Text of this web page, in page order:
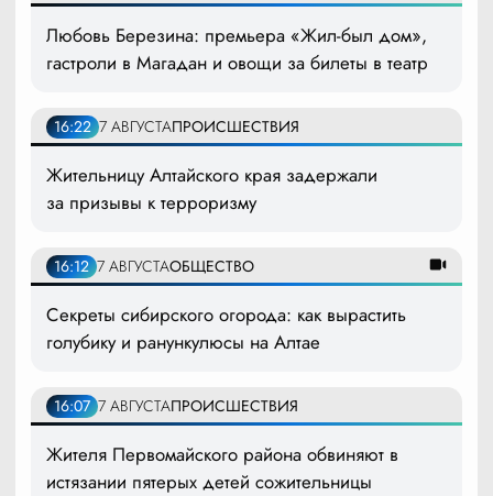
Любовь Березина: премьера «Жил-был дом»,
гастроли в Магадан и овощи за билеты в театр
16:22 7 АВГУСТАПРОИСШЕСТВИЯ
Жительницу Алтайского края задержали
за призывы к терроризму
16:12 7 АВГУСТАОБЩЕСТВО
Секреты сибирского огорода: как вырастить
голубику и ранункулюсы на Алтае
16:07 7 АВГУСТАПРОИСШЕСТВИЯ
Жителя Первомайского района обвиняют в
истязании пятерых детей сожительницы